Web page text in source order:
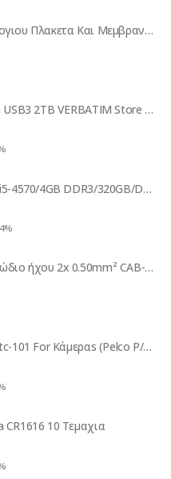
Επαφη Πληκτρολογιου Πλακετα Και Μεμβρανη Για SonyEricsson K750 - W800 OEM
HDD 8,89cm (3.5) USB3 2TB VERBATIM Store n Save GEN 2 47683
HP 800G1 Tower i5-4570/4GB DDR3/320GB/DVD/8P Grade A+ Refurbished PC ( 53838 )
POWERTECH καλώδιο ήχου 2x 0.50mm² CAB-SP026, Copper, 10m, λευκό
Remote Controlptc-101 For Κάμεραs (Pelco P/D) ( 84015 )
10 Τεμαχια